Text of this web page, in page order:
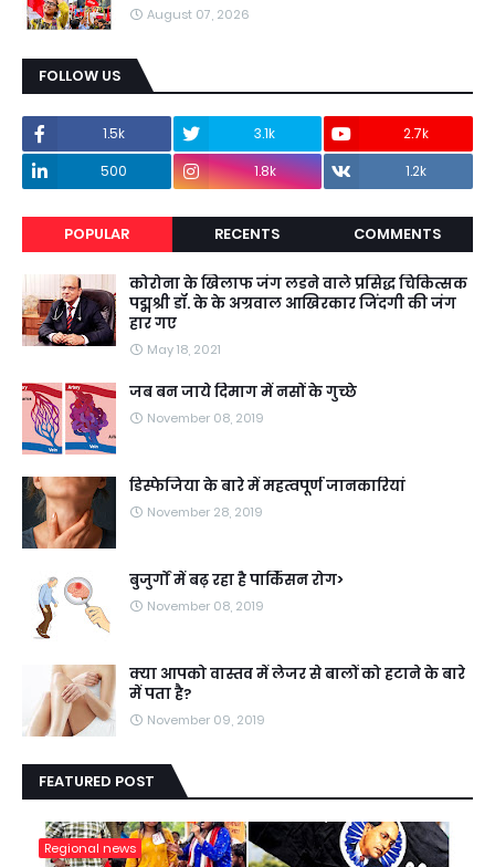
August 07, 2026
FOLLOW US
1.5k 3.1k
2.7k
500
1.8k 1.2k
POPULAR RECENTS COMMENTS
कोरोना के खिलाफ जंग लडने वाले प्रसिद्ध चिकित्सक
पद्मश्री डॉ. के के अग्रवाल आखिरकार जिंदगी की जंग
हार गए
May 18, 2021
जब बन जाये दिमाग में नसों के गुच्छे
November 08, 2019
डिस्फेजिया के बारे में महत्वपूर्ण जानकारियां
November 28, 2019
बुजुर्गों में बढ़ रहा है पार्किंसन रोग>
November 08, 2019
क्या आपको वास्तव में लेजर से बालों को हटाने के बारे
में पता है?
November 09, 2019
FEATURED POST
Regional news